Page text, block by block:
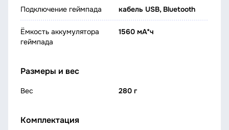
Подключение геймпада кабель USB, Bluetooth
Ёмкость аккумулятора
геймпада
1560 мА*ч
Размеры и вес
Вес 280 г
Комплектация